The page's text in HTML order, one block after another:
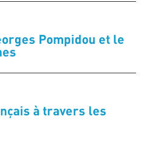
Pompidou et le
à travers les